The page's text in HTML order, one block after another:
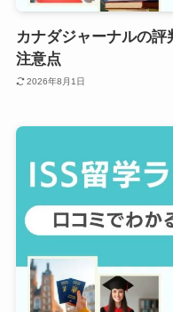
カナダジャーナルの評
注意点
2026年8月1日